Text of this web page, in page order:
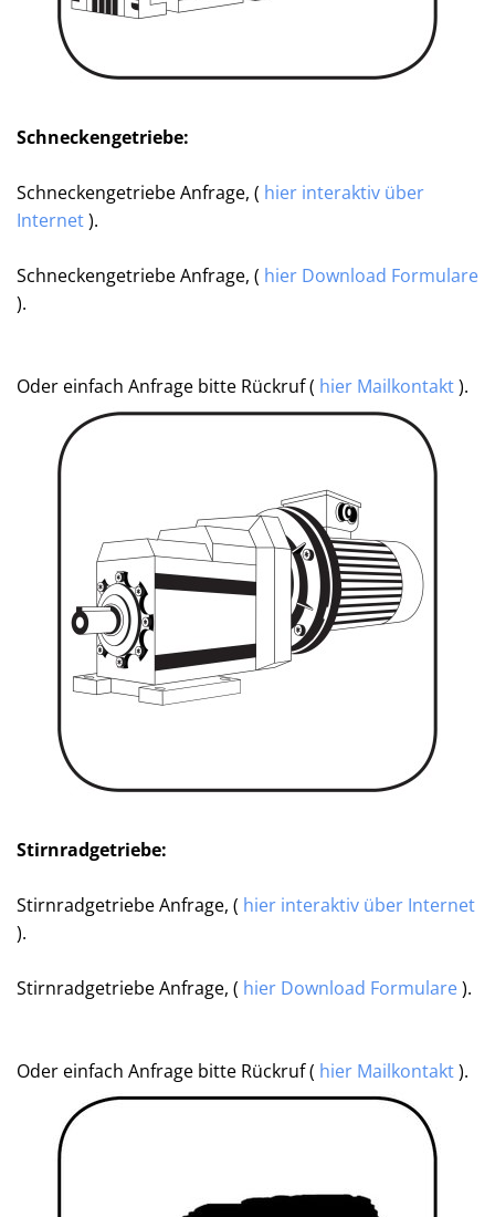
Schneckengetriebe:
Schneckengetriebe Anfrage, ( hier interaktiv über
Internet).
Schneckengetriebe Anfrage, ( hier Download Formulare
).
Oder einfach Anfrage bitte Rückruf ( hier Mailkontakt).
Stirnradgetriebe:
Stirnradgetriebe Anfrage, ( hier interaktiv über Internet
).
Stirnradgetriebe Anfrage, ( hier Download Formulare).
Oder einfach Anfrage bitte Rückruf ( hier Mailkontakt).